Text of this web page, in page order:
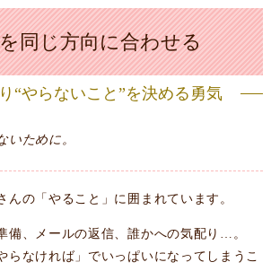
同じ方向に合わせる
“やらないこと”を決める勇気
いために。
んの「やること」に囲まれています。
備、メールの返信、誰かへの気配り…。
らなければ」でいっぱいになってしまうこ